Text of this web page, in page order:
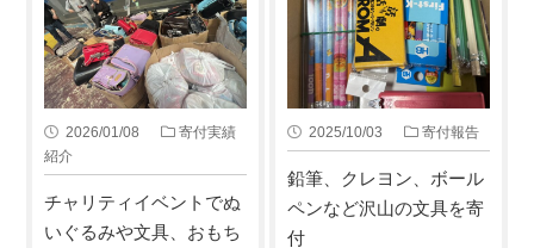
2026/01/08
寄付実績
紹介
チャリティイベントでぬ
いぐるみや文具、おもち
2025/10/03 寄付報告
鉛筆、クレヨン、ボール
ペンなど沢山の文具を寄
付